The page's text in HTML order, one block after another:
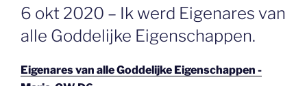
OP
6 okt 2020 – Ik werd Eigenares van
alle Goddelijke Eigenschappen.
Eigenares van alle Goddelijke Eigenschappen -